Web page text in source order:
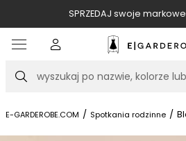
SPRZEDAJ swoje
Szukaj
E-GARDEROBE.COM / Spotkania rodzinne /